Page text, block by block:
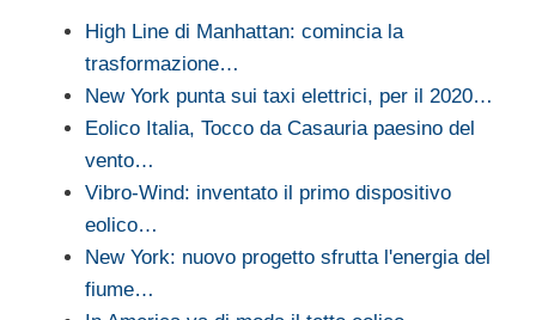
High Line di Manhattan: comincia la
trasformazione…
New York punta sui taxi elettrici, per il 2020…
Eolico Italia, Tocco da Casauria paesino del
vento…
Vibro-Wind: inventato il primo dispositivo
eolico…
New York: nuovo progetto sfrutta l'energia del
fiume…